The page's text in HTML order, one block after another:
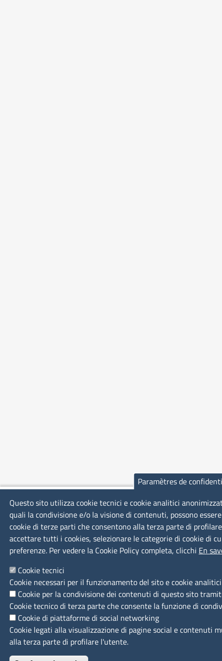
Paramètres de
Questo sito utilizza cookie tecnici e cookie analitici
quali la condivisione e/o la visione di contenuti, possono
cookie di terze parti che consentono alla terza parte di
accettare tutti i cookies, selezionare le categorie di cookie di
preferenze. Per vedere la Cookie Policy completa, clicchi En
Cookie tecnici
Cookie necessari per il funzionamento del sito e cookie
Cookie per la condivisione dei contenuti di questo sito
Cookie tecnico di terza parte che consente la funzione di
Cookie di piattaforme di social networking
Cookie legati alla visualizzazione di pagine social e contenuti
alla terza parte di profilare l'utente.